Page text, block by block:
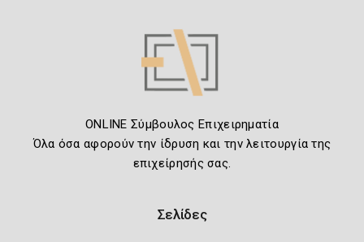
ONLINE Σύμβουλος Επιχειρηματία
Όλα όσα αφορούν την ίδρυση και την λειτουργία της
επιχείρησής σας.
Σελίδες